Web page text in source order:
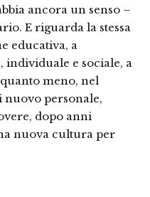
ancora un senso –
E riguarda la stessa
educativa, a
individuale e sociale, a
quanto meno, nel
personale,
dopo anni
nuova cultura per